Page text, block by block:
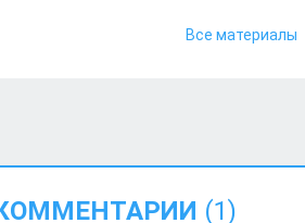
всего
Все материалы
(1)